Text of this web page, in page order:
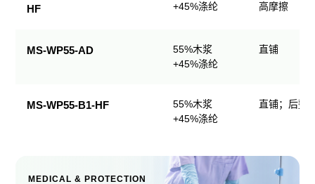
HF
+45%涤纶
高摩擦
MS-WP55-AD
55%木浆
+45%涤纶
直铺
MS-WP55-B1-HF
55%木浆
+45%涤纶
直铺；后整
MEDICAL & PROTECTION